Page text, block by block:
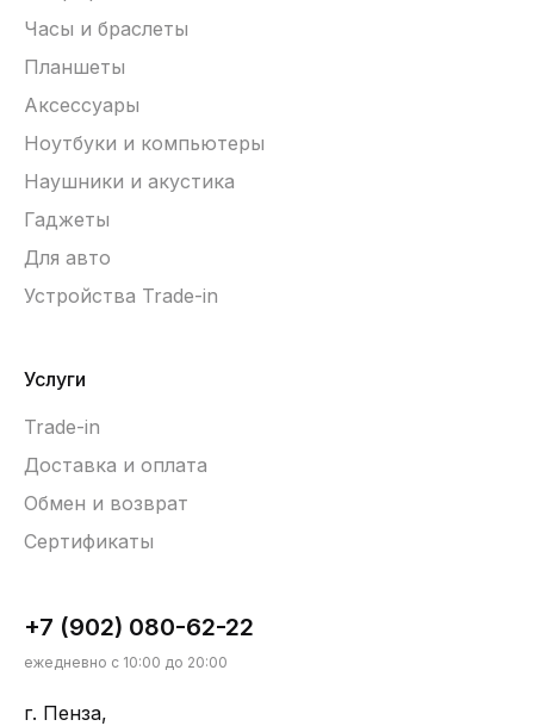
Часы и браслеты
Планшеты
Аксессуары
Ноутбуки и компьютеры
Наушники и акустика
Гаджеты
Для авто
Устройства Trade-in
Услуги
Trade-in
Доставка и оплата
Обмен и возврат
Сертификаты
+7 (902) 080-62-22
ежедневно с 10:00 до 20:00
г. Пенза,